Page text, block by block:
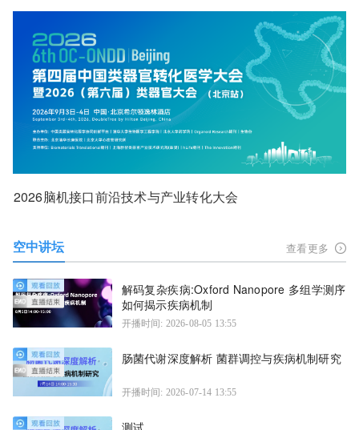
2026脑机接口前沿技术与产业转化大会
空中讲坛 查看更多
解码复杂疾病:Oxford Nanopore 多组学测序
如何揭示疾病机制
开播时间: 2026-08-05 13:55
肠菌代谢深度解析 菌群调控与疾病机制研究
开播时间: 2026-07-14 13:55
测试